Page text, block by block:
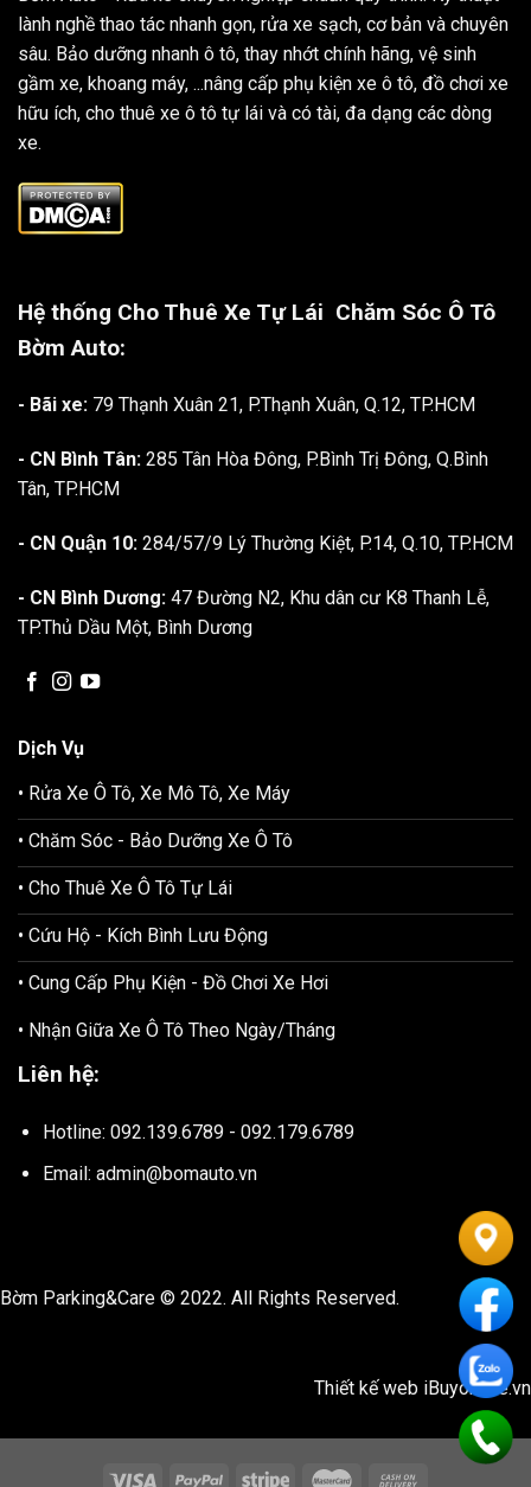
lành nghề thao tác nhanh gọn, rửa xe sạch, cơ bản và chuyên
sâu. Bảo dưỡng nhanh ô tô, thay nhớt chính hãng, vệ sinh
gầm xe, khoang máy, ...nâng cấp phụ kiện xe ô tô, đồ chơi xe
hữu ích, cho thuê xe ô tô tự lái và có tài, đa dạng các dòng
xe.
Hệ thống Cho Thuê Xe Tự Lái Chăm Sóc Ô Tô
Bờm Auto:
- Bãi xe: 79 Thạnh Xuân 21, P.Thạnh Xuân, Q.12, TP.HCM
- CN Bình Tân: 285 Tân Hòa Đông, P.Bình Trị Đông, Q.Bình
Tân, TP.HCM
- CN Quận 10: 284/57/9 Lý Thường Kiệt, P.14, Q.10, TP.HCM
- CN Bình Dương: 47 Đường N2, Khu dân cư K8 Thanh Lễ,
TP.Thủ Dầu Một, Bình Dương
Dịch Vụ
• Rửa Xe Ô Tô, Xe Mô Tô, Xe Máy
• Chăm Sóc - Bảo Dưỡng Xe Ô Tô
• Cho Thuê Xe Ô Tô Tự Lái
• Cứu Hộ - Kích Bình Lưu Động
• Cung Cấp Phụ Kiện - Đồ Chơi Xe Hơi
• Nhận Giữa Xe Ô Tô Theo Ngày/Tháng
Liên hệ:
Hotline: 092.139.6789 - 092.179.6789
Email: admin@bomauto.vn
Bờm Parking&Care © 2022. All Rights Reserved.
Thiết kế web iBuyonline.vn